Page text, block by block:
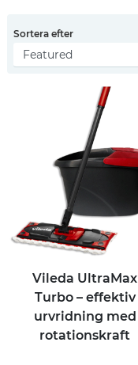
Sortera efter
Vileda UltraMax
Turbo – effektiv
urvridning med
rotationskraft